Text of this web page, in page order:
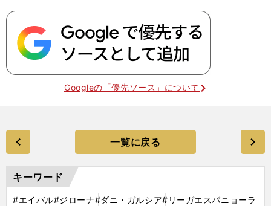
Googleの「優先ソース」について
一覧に戻る
キーワード
#エイバル#ジローナ#ダニ・ガルシア#リーガエスパニョーラ